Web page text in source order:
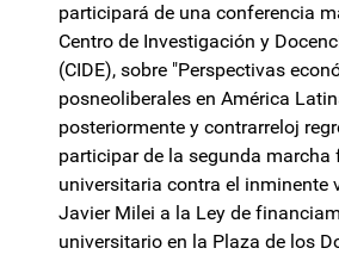
participará de una conferencia
Centro de Investigación y
(CIDE), sobre "Perspectivas
posneoliberales en América
posteriormente y contrarreloj
participar de la segunda marcha
universitaria contra el inminente
Javier Milei a la Ley de
universitario en la Plaza de los